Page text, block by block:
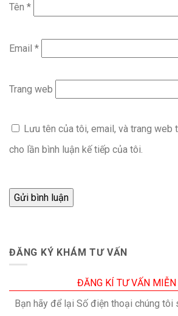
Tên *
Email *
Trang web
Lưu tên của tôi, email, và trang web
cho lần bình luận kế tiếp của tôi.
ĐĂNG KÝ KHÁM TƯ VẤN
ĐĂNG KÍ TƯ VẤN MIỄN
Bạn hãy để lại Số điện thoại chúng tôi